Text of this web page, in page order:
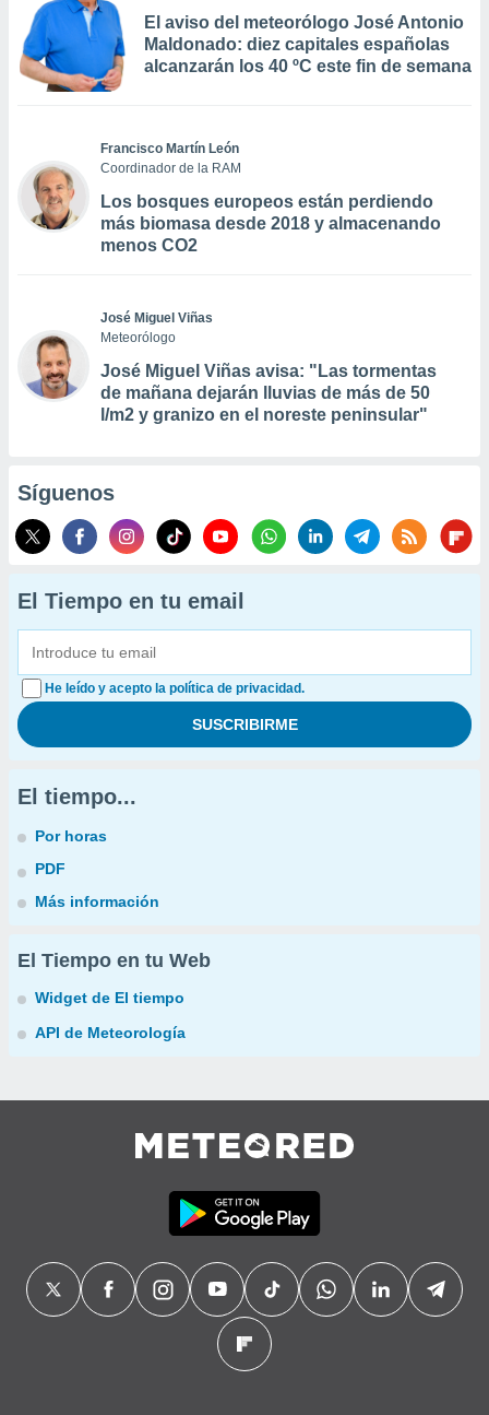
El aviso del meteorólogo José Antonio
Maldonado: diez capitales españolas
alcanzarán los 40 ºC este fin de semana
Francisco Martín León
Coordinador de la RAM
Los bosques europeos están perdiendo
más biomasa desde 2018 y almacenando
menos CO2
José Miguel Viñas
Meteorólogo
José Miguel Viñas avisa: "Las tormentas
de mañana dejarán lluvias de más de 50
l/m2 y granizo en el noreste peninsular"
Síguenos
El Tiempo en tu email
He leído y acepto la política de privacidad.
El tiempo...
Por horas
PDF
Más información
El Tiempo en tu Web
Widget de El tiempo
API de Meteorología